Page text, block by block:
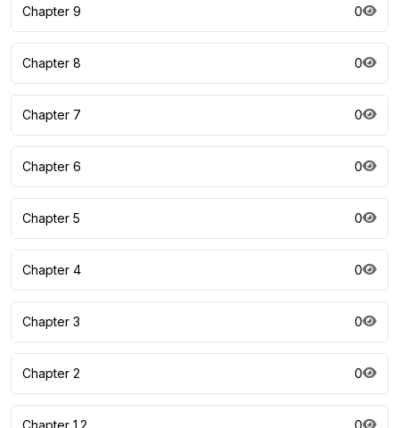
Chapter 9 0
Chapter 8 0
Chapter 7 0
Chapter 6 0
Chapter 5 0
Chapter 4 0
Chapter 3 0
Chapter 2 0
Chapter 1.2 0